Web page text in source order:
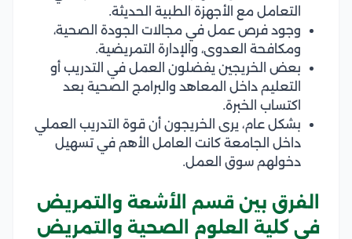
التعامل مع الأجهزة الطبية الحديثة.
وجود فرص عمل في مجالات الجودة الصحية،
ومكافحة العدوى، والإدارة التمريضية.
بعض الخريجين يفضلون العمل في التدريب أو
التعليم داخل المعاهد والبرامج الصحية بعد
اكتساب الخبرة.
بشكل عام، يرى الخريجون أن قوة التدريب العملي
داخل الجامعة كانت العامل الأهم في تسهيل
دخولهم سوق العمل.
الفرق بين قسم الأشعة والتمريض
في كلية العلوم الصحية والتمريض